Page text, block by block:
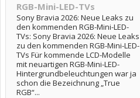
RGB-Mini-LED-TVs
Sony Bravia 2026: Neue Leaks zu
den kommenden RGB-Mini-LED-
TVs: Sony Bravia 2026: Neue Leaks
zu den kommenden RGB-Mini-LED-
TVs Für kommende LCD-Modelle
mit neuartigen RGB-Mini-LED-
Hintergrundbeleuchtungen war ja
schon die Bezeichnung „True
RGB“...